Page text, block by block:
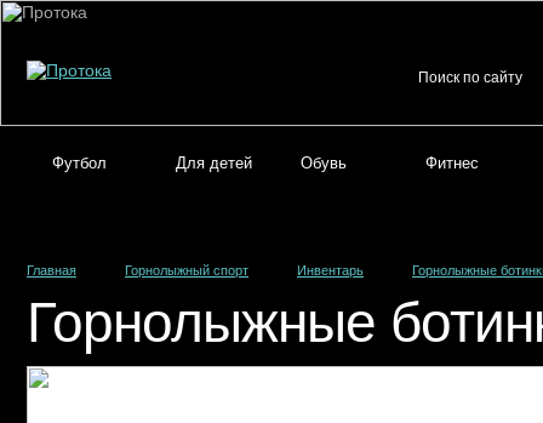
Футбол Для детей Обувь Фитнес
Главная Горнолыжный спорт Инвентарь Горнолыжные
Горнолыжные